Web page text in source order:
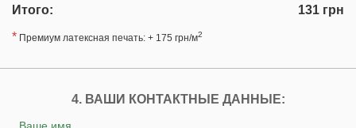
Итого:
131 грн
* Премиум латексная печать: + 175 грн/м2
4. ВАШИ КОНТАКТНЫЕ ДАННЫЕ: